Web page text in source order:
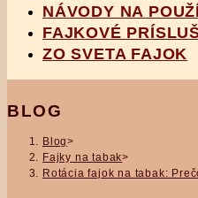
NÁVODY NA
FAJKOVÉ
ZO SVETA FAJOK
BLOG
Blog>
Fajky na tabak>
Rotácia fajok na tabak: